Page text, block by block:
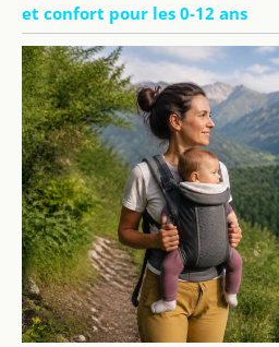
et confort pour les 0-12 ans